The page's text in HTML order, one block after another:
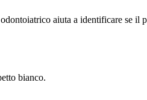
aiuta a identificare se
bianco.